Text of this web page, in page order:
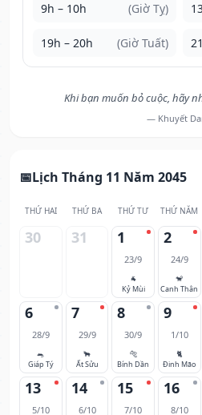
9h – 10h (Giờ Tỵ)
19h – 20h (Giờ Tuất)
Khi bạn muốn bỏ cuộc, hãy
— Khuyết
Lịch Tháng 11 Năm 2045
THỨ HAI THỨ BA THỨ TƯ THỨ NĂM
30 31 1
23/9
🐐
Kỷ Mùi
2
24/9
🐒
Canh Thân
6
28/9
🐀
Giáp Tý
7
29/9
🐂
Ất Sửu
8
30/9
🐅
Bính Dần
9
1/10
🐈
Đinh Mão
13
5/10
14
6/10
15
7/10
16
8/10